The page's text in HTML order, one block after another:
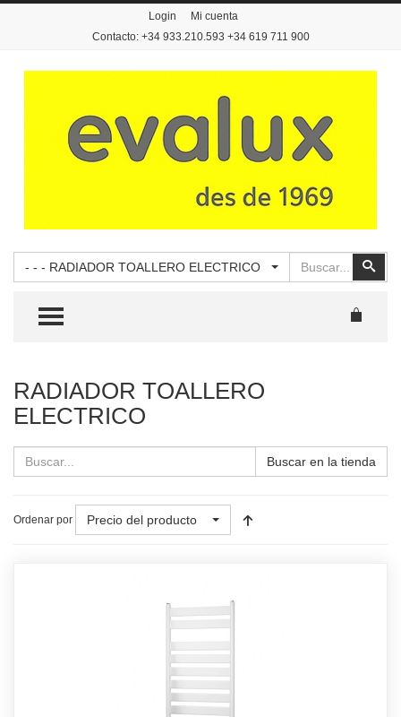
Login
Mi cuenta
Contacto: +34 933.210.593 +34 619 711 900
- - - RADIADOR TOALLERO ELECTRICO
TOGGLE MENU
RADIADOR TOALLERO
ELECTRICO
Buscar en la tienda
Ordenar por Precio del producto